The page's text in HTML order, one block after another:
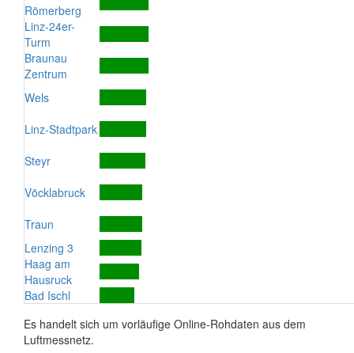
Römerberg
Linz-24er-
Turm
Braunau
Zentrum
Wels
Linz-Stadtpark
Steyr
Vöcklabruck
Traun
Lenzing 3
Haag am
Hausruck
Bad Ischl
Es handelt sich um vorläufige Online-Rohdaten aus dem
Luftmessnetz.